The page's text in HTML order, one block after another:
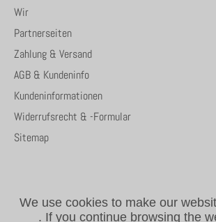
Wir
Partnerseiten
Zahlung & Versand
AGB & Kundeninfo
Kundeninformationen
Widerrufsrecht & -Formular
Sitemap
We use cookies to make our
. If you continue browsing the